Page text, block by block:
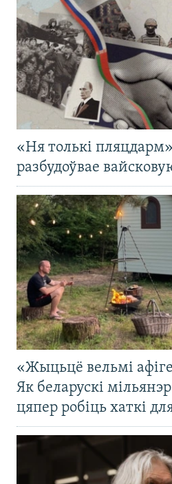
«Ня толькі
разбудоўвае
«Жыцьцё вельмі
Як беларускі мільянэр
цяпер робіць хаткі